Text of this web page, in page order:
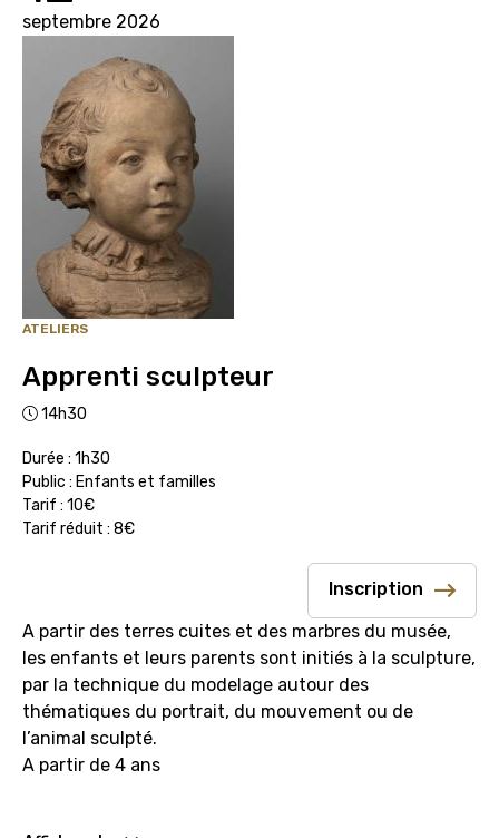
septembre 2026
ATELIERS
Apprenti sculpteur
14h30
Durée : 1h30
Public : Enfants et familles
Tarif : 10€
Tarif réduit : 8€
Inscription
A partir des terres cuites et des marbres du musée,
les enfants et leurs parents sont initiés à la sculpture,
par la technique du modelage autour des
thématiques du portrait, du mouvement ou de
l’animal sculpté.
A partir de 4 ans